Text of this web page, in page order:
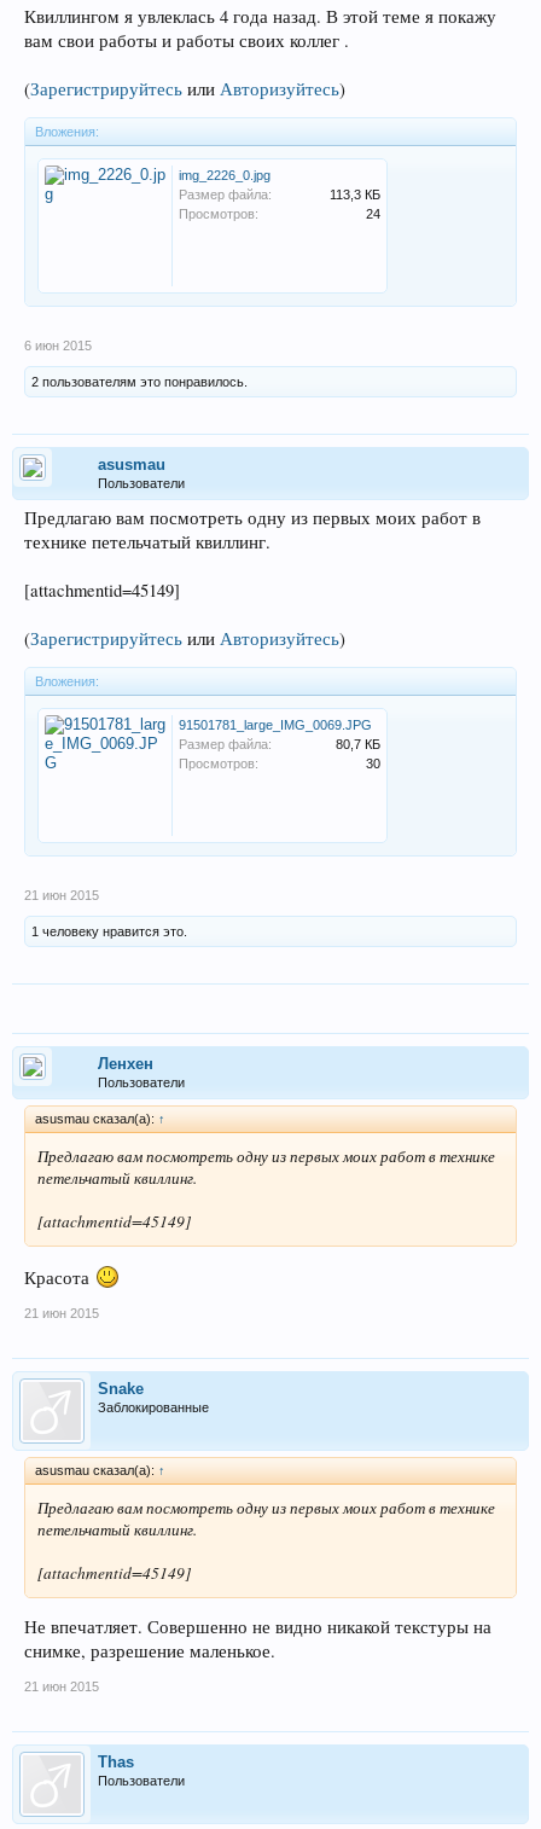
Квиллингом я увлеклась 4 года назад. В этой теме я покажу
вам свои работы и работы своих коллег .
(Зарегистрируйтесь или Авторизуйтесь)
Вложения:
img_2226_0.jpg
Размер файла:
113,3 КБ
Просмотров:
24
6 июн 2015
2 пользователям это понравилось.
asusmau
Пользователи
Предлагаю вам посмотреть одну из первых моих работ в
технике петельчатый квиллинг.
[attachmentid=45149]
(Зарегистрируйтесь или Авторизуйтесь)
Вложения:
91501781_large_IMG_0069.JPG
Размер файла:
80,7 КБ
Просмотров:
30
21 июн 2015
1 человеку нравится это.
Ленхен
Пользователи
asusmau сказал(а): ↑
Предлагаю вам посмотреть одну из первых моих работ в технике
петельчатый квиллинг.
[attachmentid=45149]
Красота
21 июн 2015
Snake
Заблокированные
asusmau сказал(а): ↑
Предлагаю вам посмотреть одну из первых моих работ в технике
петельчатый квиллинг.
[attachmentid=45149]
Не впечатляет. Совершенно не видно никакой текстуры на
снимке, разрешение маленькое.
21 июн 2015
Thas
Пользователи